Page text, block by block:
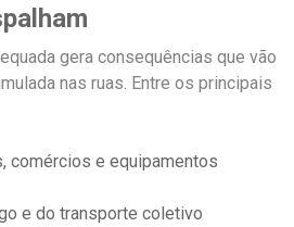
gera consequências que vão
nas ruas. Entre os principais
comércios e equipamentos
e do transporte coletivo